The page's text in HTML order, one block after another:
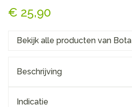
€ 25,90
Bekijk alle producten van Bota
Beschrijving
Indicatie